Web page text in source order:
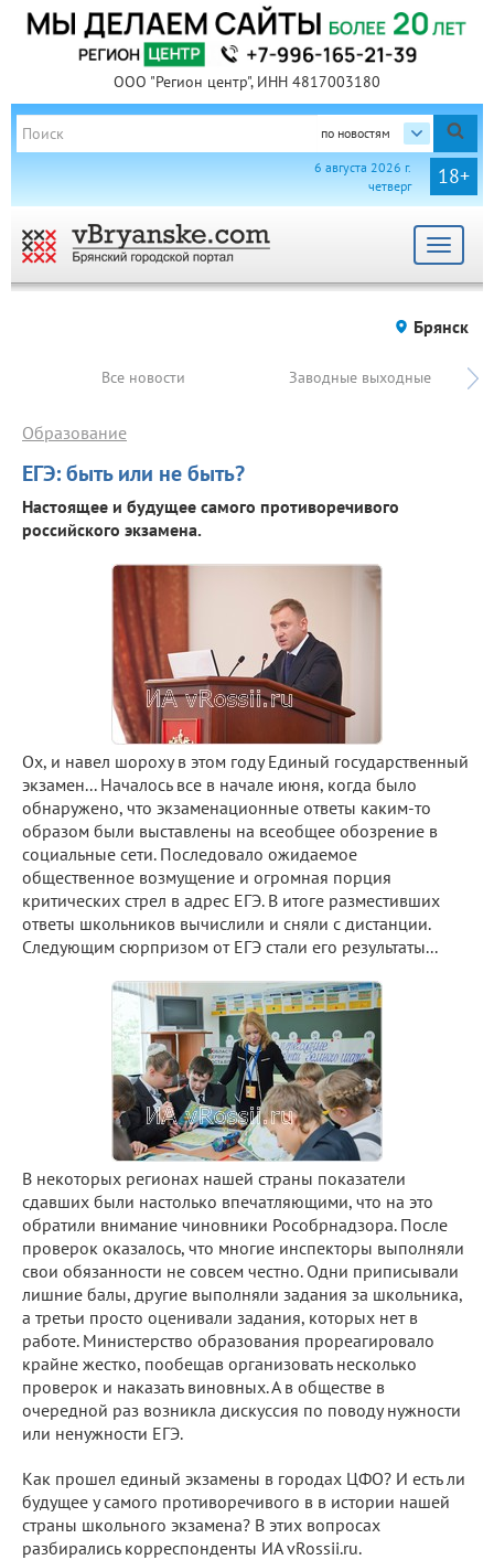
ООО "Регион центр", ИНН 4817003180
по новостям
18+
6 августа 2026 г.
четверг
Toggle
Брянск
Все новости Заводные выходные
ЕГЭ: быть или не быть?
Образование
Настоящее и будущее самого противоречивого
российского экзамена.
Ох, и навел шороху в этом году Единый государственный
экзамен... Началось все в начале июня, когда было
обнаружено, что экзаменационные ответы каким-то
образом были выставлены на всеобщее обозрение в
социальные сети. Последовало ожидаемое
общественное возмущение и огромная порция
критических стрел в адрес ЕГЭ. В итоге разместивших
ответы школьников вычислили и сняли с дистанции.
Следующим сюрпризом от ЕГЭ стали его результаты...
В некоторых регионах нашей страны показатели
сдавших были настолько впечатляющими, что на это
обратили внимание чиновники Рособрнадзора. После
проверок оказалось, что многие инспекторы выполняли
свои обязанности не совсем честно. Одни приписывали
лишние балы, другие выполняли задания за школьника,
а третьи просто оценивали задания, которых нет в
работе. Министерство образования прореагировало
крайне жестко, пообещав организовать несколько
проверок и наказать виновных. А в обществе в
очередной раз возникла дискуссия по поводу нужности
или ненужности ЕГЭ.
Как прошел единый экзамены в городах ЦФО? И есть ли
будущее у самого противоречивого в в истории нашей
страны школьного экзамена? В этих вопросах
разбирались корреспонденты ИА vRossii.ru.